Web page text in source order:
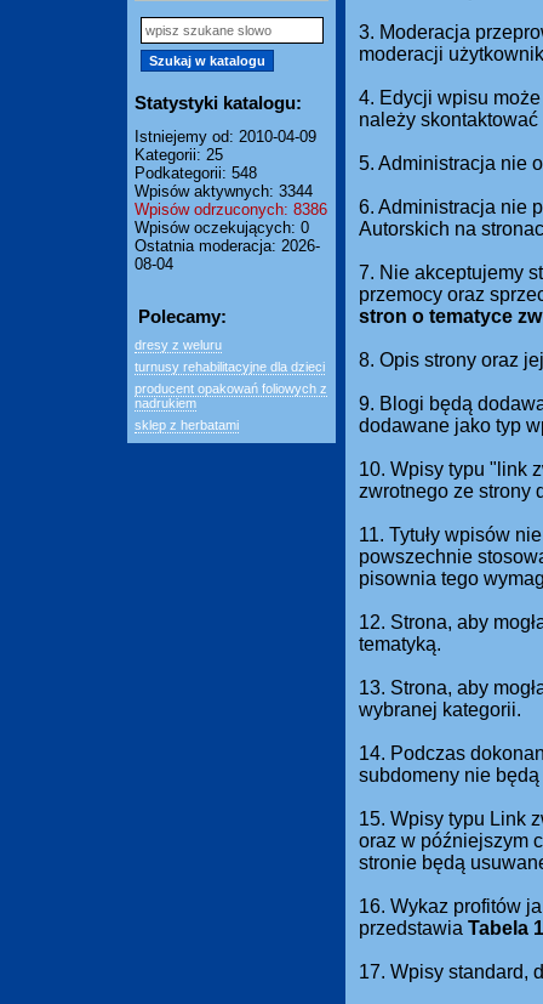
Statystyki katalogu:
Istniejemy od: 2010-04-09
Kategorii: 25
Podkategorii: 548
Wpisów aktywnych: 3344
Wpisów odrzuconych: 8386
Wpisów oczekujących: 0
Ostatnia moderacja: 2026-
08-04
Polecamy:
dresy z weluru
turnusy rehabilitacyjne dla dzieci
producent opakowań foliowych z
nadrukiem
sklep z herbatami
3. Moderacja
moderacji
4. Edycji wpisu
należy
5. Administracja nie
6. Administracja nie
Autorskich na
7. Nie akceptujemy
przemocy oraz
stron o tematyce
8. Opis strony oraz
9. Blogi będą
dodawane jako typ
10. Wpisy typu "link
zwrotnego ze strony
11. Tytuły wpisów
powszechnie
pisownia tego
12. Strona, aby
tematyką.
13. Strona, aby
wybranej kategorii.
14. Podczas
subdomeny nie
15. Wpisy typu Link
oraz w późniejszym
stronie będą
16. Wykaz profitów
przedstawia Tabela 1
17. Wpisy standard,